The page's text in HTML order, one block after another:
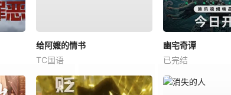
给阿嬷的情书
TC国语
幽宅奇谭
已完结